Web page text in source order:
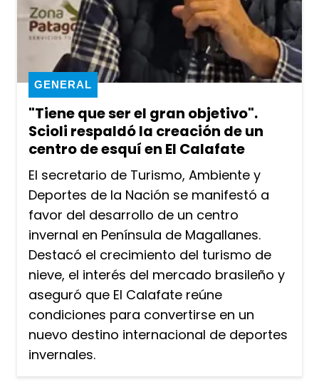
"Tiene que ser el gran objetivo".
Scioli respaldó la creación de un
centro de esquí en El Calafate
GENERAL
El secretario de Turismo, Ambiente y
Deportes de la Nación se manifestó a
favor del desarrollo de un centro
invernal en Península de Magallanes.
Destacó el crecimiento del turismo de
nieve, el interés del mercado brasileño y
aseguró que El Calafate reúne
condiciones para convertirse en un
nuevo destino internacional de deportes
invernales.